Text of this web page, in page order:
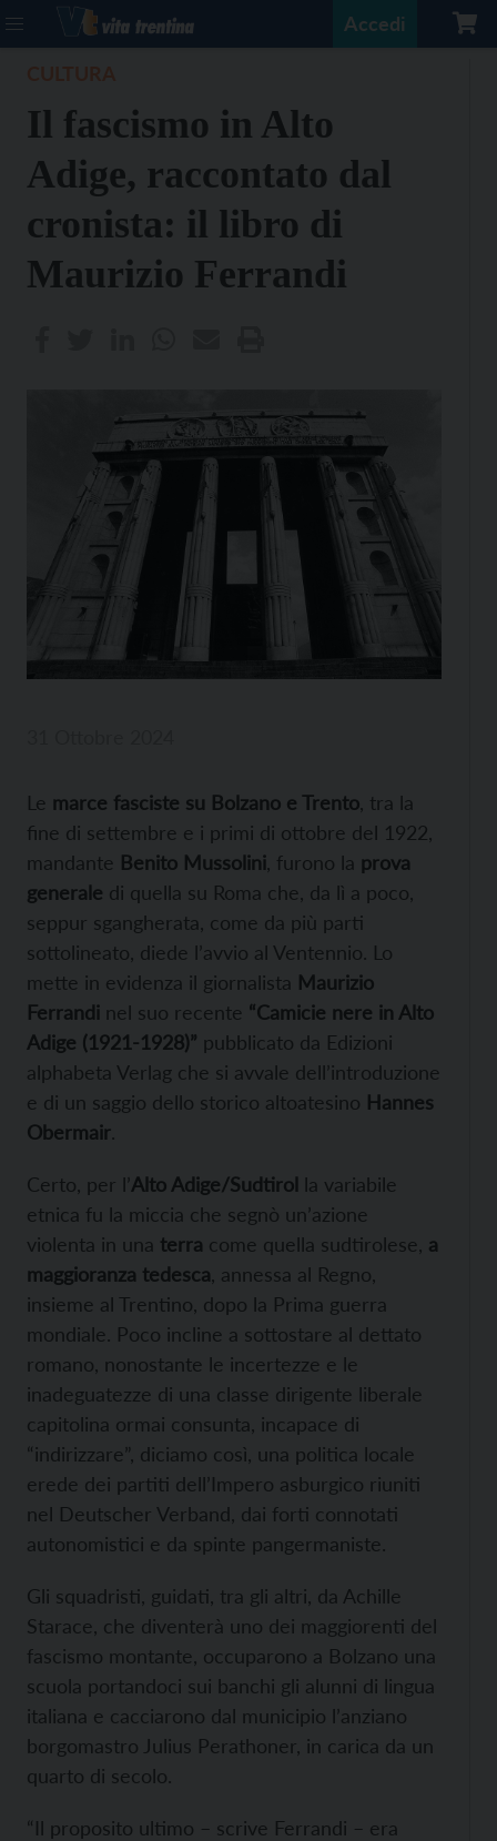
Accedi
Il fascismo in Alto
Adige, raccontato dal
cronista: il libro di
Maurizio Ferrandi
Le marce fasciste su Bolzano e Trento , tra la
fine di settembre e i primi di ottobre del 1922,
mandante Benito Mussolini , furono la prova
generale di quella su Roma che, da lì a poco,
seppur sgangherata, come da più parti
sottolineato, diede l’avvio al Ventennio. Lo
mette in evidenza il giornalista Maurizio
Ferrandi nel suo recente “Camicie nere in Alto
Adige (1921-1928)” pubblicato da Edizioni
alphabeta Verlag che si avvale dell’introduzione
e di un saggio dello storico altoatesino Hannes
Obermair.
Certo, per l’Alto Adige/Sudtirol la variabile
etnica fu la miccia che segnò un’azione
violenta in una terra come quella sudtirolese, a
maggioranza tedesca , annessa al Regno,
insieme al Trentino, dopo la Prima guerra
mondiale. Poco incline a sottostare al dettato
romano, nonostante le incertezze e le
inadeguatezze di una classe dirigente liberale
capitolina ormai consunta, incapace di
“indirizzare”, diciamo così, una politica locale
erede dei partiti dell’Impero asburgico riuniti
nel Deutscher Verband, dai forti connotati
autonomistici e da spinte pangermaniste.
Gli squadristi, guidati, tra gli altri, da Achille
Starace, che diventerà uno dei maggiorenti del
fascismo montante, occuparono a Bolzano una
scuola portandoci sui banchi gli alunni di lingua
italiana e cacciarono dal municipio l’anziano
borgomastro Julius Perathoner, in carica da un
quarto di secolo.
“Il proposito ultimo – scrive Ferrandi – era